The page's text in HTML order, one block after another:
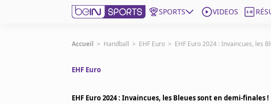
SPORTS VIDEOS
beIN SPORTS CONNECT
Accueil > Handball > EHF Euro > EHF Euro 2024 : Invaincues, les
EHF Euro
EHF Euro 2024 : Invaincues, les Bleues sont en demi-finales !